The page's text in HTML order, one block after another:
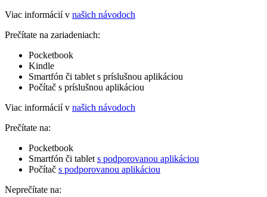
Viac informácií v našich návodoch
Prečítate na zariadeniach:
Pocketbook
Kindle
Smartfón či tablet s príslušnou aplikáciou
Počítač s príslušnou aplikáciou
Viac informácií v našich návodoch
Prečítate na:
Pocketbook
Smartfón či tablet s podporovanou aplikáciou
Počítač s podporovanou aplikáciou
Neprečítate na: